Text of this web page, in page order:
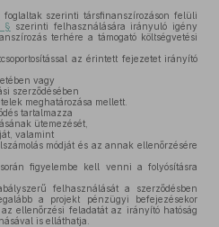
foglaltak szerinti társfinanszírozáson felüli
§ szerinti felhasználására irányuló igény
terhére a támogató költségvetési
az érintett fejezetet irányító
vagy
szerződésében
meghatározása mellett.
tartalmazza
ütemezését,
valamint
módját és az annak ellenőrzésére
figyelembe kell venni a folyósításra
felhasználását a szerződésben
a projekt pénzügyi befejezésekor
ellenőrzési feladatát az irányító hatóság
is elláthatja.